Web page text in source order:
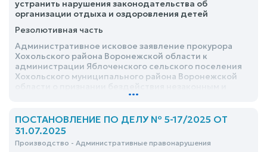
устранить нарушения законодательства об
организации отдыха и оздоровления детей
Резолютивная часть
Административное исковое заявление прокурора
Хохольского района Воронежской области к
администрации Яблоченского сельского поселения
Хохольского муниципального района Воронежской
возложении обязанности на орган местного
законодательства об организации отдыха и
оздоровления детей - удовлетворить
...
ПОСТАНОВЛЕНИЕ ПО ДЕЛУ № 5-17/2025 ОТ
31.07.2025
Производство - Административные правонарушения